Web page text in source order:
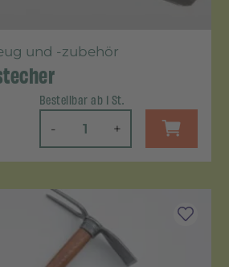
und -zubehör
Bestellbar ab 1 St.
- +